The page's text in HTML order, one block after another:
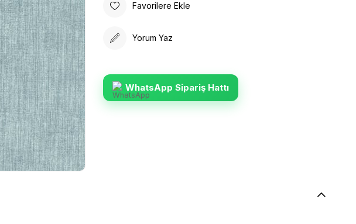
Favorilere Ekle
Yorum Yaz
WhatsApp Sipariş Hattı